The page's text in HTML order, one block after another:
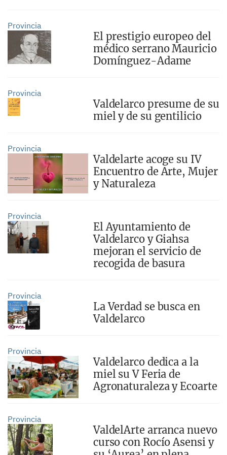
Provincia
El prestigio europeo del
médico serrano Mauricio
Domínguez-Adame
Provincia
Valdelarco presume de su
miel y de su gentilicio
Provincia
Valdelarte acoge su IV
Encuentro de Arte, Mujer
y Naturaleza
Provincia
El Ayuntamiento de
Valdelarco y Giahsa
mejoran el servicio de
recogida de basura
Provincia
La Verdad se busca en
Valdelarco
Provincia
Valdelarco dedica a la
miel su V Feria de
Agronaturaleza y Ecoarte
Provincia
ValdelArte arranca nuevo
curso con Rocío Asensi y